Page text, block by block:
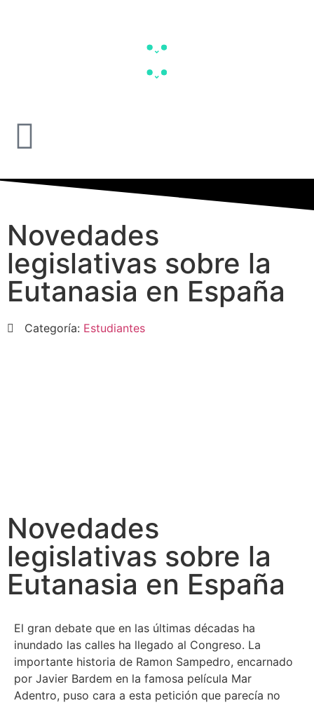
Novedades
legislativas sobre la
Eutanasia en España
Categoría: Estudiantes
Novedades
legislativas sobre la
Eutanasia en España
El gran debate que en las últimas décadas ha
inundado las calles ha llegado al Congreso. La
importante historia de Ramon Sampedro, encarnado
por Javier Bardem en la famosa película Mar
Adentro, puso cara a esta petición que parecía no